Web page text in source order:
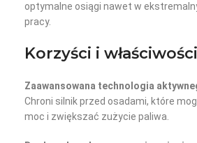
optymalne osiągi nawet w
pracy.
Korzyści i
Zaawansowana technologia
Chroni silnik przed osadami, które
moc i zwiększać zużycie paliwa.